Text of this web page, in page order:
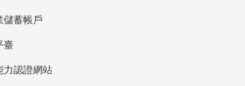
儲蓄帳戶
臺
力認證網站